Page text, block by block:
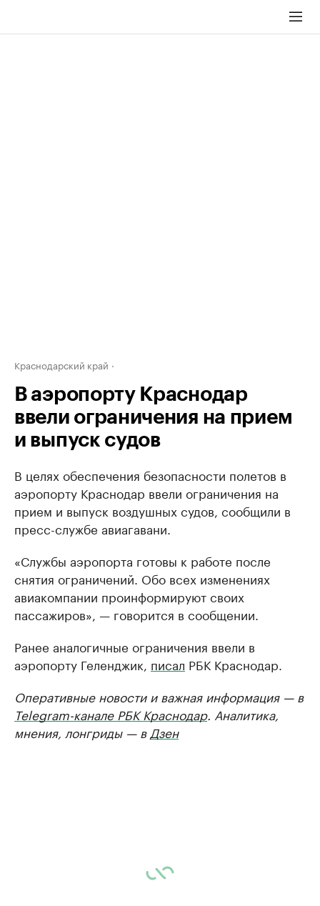
Краснодарский край
В аэропорту Краснодар
ввели ограничения на прием
и выпуск судов
В целях обеспечения безопасности полетов в
аэропорту Краснодар ввели ограничения на
прием и выпуск воздушных судов, сообщили в
пресс-службе авиагавани.
«Службы аэропорта готовы к работе после
снятия ограничений. Обо всех изменениях
авиакомпании проинформируют своих
пассажиров», — говорится в сообщении.
Ранее аналогичные ограничения ввели в
аэропорту Геленджик, писал РБК Краснодар.
Оперативные новости и важная информация — в
Telegram-канале РБК Краснодар. Аналитика,
мнения, лонгриды — в Дзен